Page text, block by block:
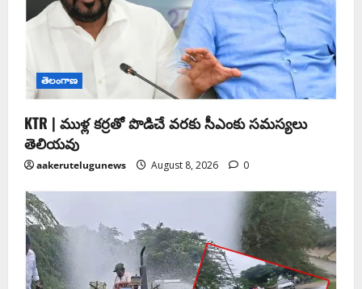
తెలంగాణ
KTR | ముళ్ల కర్రతో పొడిచే వరకు సీఎంకు సమస్యలు
తెలియవు
aakerutelugunews August 8, 2026 0